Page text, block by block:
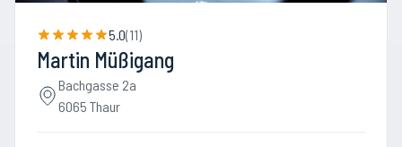
5.0(11)
Martin Müßigang
Bachgasse 2a
6065 Thaur